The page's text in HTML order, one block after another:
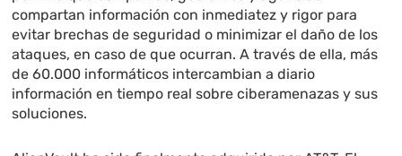
compartan información con inmediatez y rigor para
evitar brechas de seguridad o minimizar el daño de los
ataques, en caso de que ocurran. A través de ella, más
de 60.000 informáticos intercambian a diario
información en tiempo real sobre ciberamenazas y sus
soluciones.